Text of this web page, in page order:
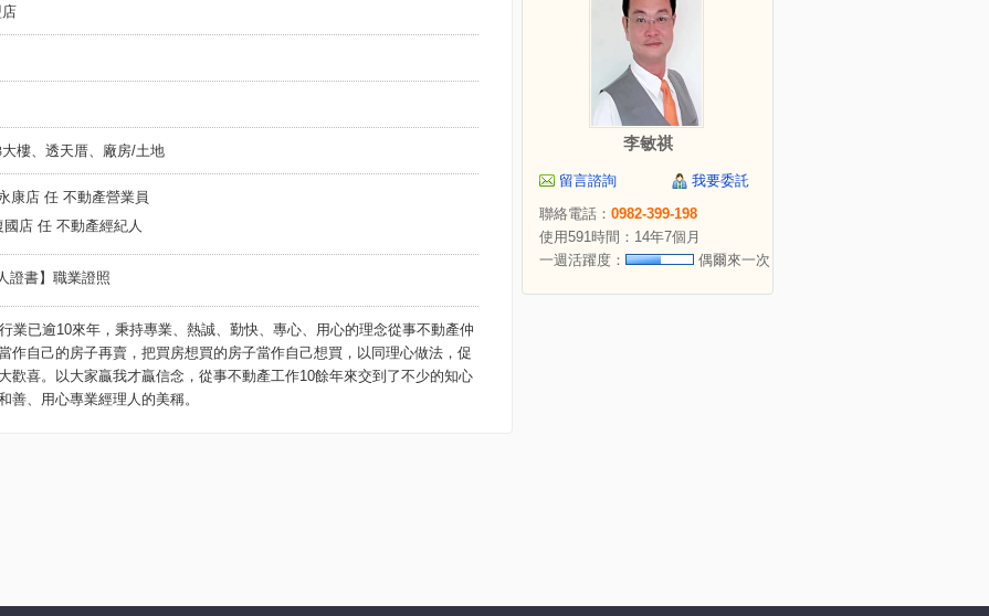
樓、透天厝、廠房/土地
康店 任 不動產營業員
店 任 不動產經紀人
證書】職業證照
業已逾10來年，秉持專業、熱誠、勤快、專心、用心的理念從事不動產仲
作自己的房子再賣，把買房想買的房子當作自己想買，以同理心做法，促
歡喜。以大家贏我才贏信念，從事不動產工作10餘年來交到了不少的知心
善、用心專業經理人的美稱。
李敏祺
留言諮詢
我要委託
聯絡電話： 0982-399-198
使用591時間：14年7個月
一週活躍度：
偶爾來一次